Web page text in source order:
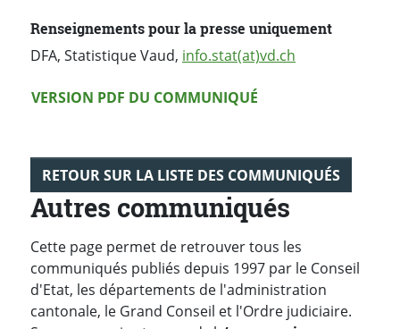
Renseignements pour la presse uniquement
DFA, Statistique Vaud, info.stat(at)vd.ch
Version PDF
VERSION PDF DU COMMUNIQUÉ
RETOUR SUR LA LISTE DES COMMUNIQUÉS
Autres communiqués
Cette page permet de retrouver tous les
communiqués publiés depuis 1997 par le Conseil
d'Etat, les départements de l'administration
cantonale, le Grand Conseil et l'Ordre judiciaire.